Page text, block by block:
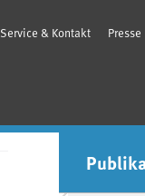
Service & Kontakt Presse